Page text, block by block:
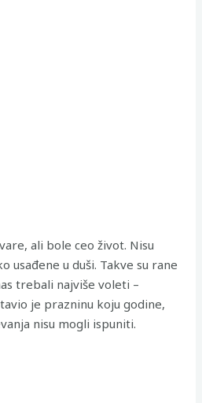
ali bole ceo život. Nisu
usađene u duši. Takve su rane
trebali najviše voleti –
je prazninu koju godine,
nisu mogli ispuniti.